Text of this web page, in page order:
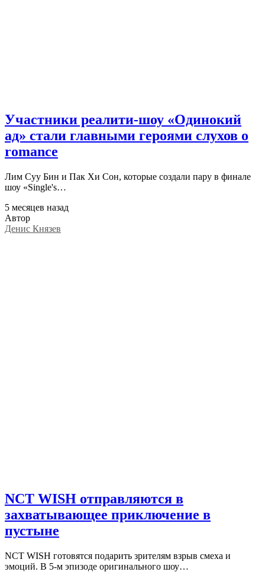
Участники реалити-шоу «Одинокий
ад» стали главными героями слухов о
romance
Лим Суу Бин и Пак Хи Сон, которые создали пару в финале
шоу «Single's…
5 месяцев назад
Автор
Денис Князев
NCT WISH отправляются в
захватывающее приключение в
пустыне
NCT WISH готовятся подарить зрителям взрыв смеха и
эмоций. В 5-м эпизоде оригинального шоу…